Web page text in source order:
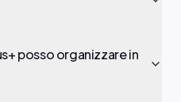
posso organizzare in